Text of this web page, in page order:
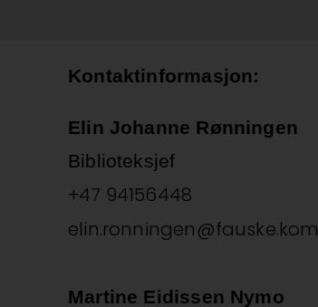
Kontaktinformasjon:
Elin Johanne Rønningen
Biblioteksjef
+47 94156448
Martine Eidissen Nymo